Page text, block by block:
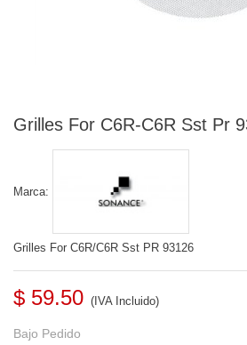
Grilles For C6R-C6R Sst Pr
Marca:
Grilles For C6R/C6R Sst PR 93126
$ 59.50 (IVA Incluido)
Bajo Pedido